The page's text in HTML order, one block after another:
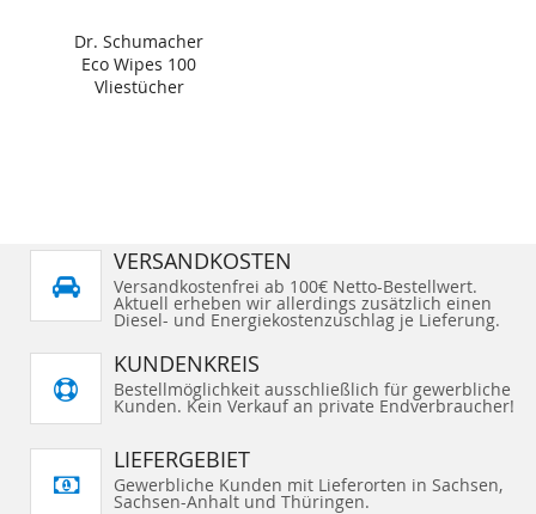
Dr. Schumacher
Eco Wipes 100
Vliestücher
VERSANDKOSTEN
Versandkostenfrei ab 100€ Netto-Bestellwert.
Aktuell erheben wir allerdings zusätzlich einen
Diesel- und Energiekostenzuschlag je Lieferung.
KUNDENKREIS
Bestellmöglichkeit ausschließlich für gewerbliche
Kunden. Kein Verkauf an private Endverbraucher!
LIEFERGEBIET
Gewerbliche Kunden mit Lieferorten in Sachsen,
Sachsen-Anhalt und Thüringen.